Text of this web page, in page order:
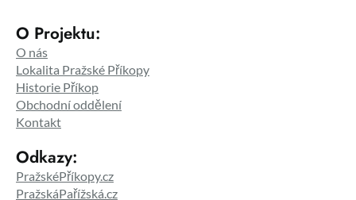
O Projektu:
O nás
Lokalita Pražské Příkopy
Historie Příkop
Obchodní oddělení
Kontakt
Odkazy:
PražskéPříkopy.cz
PražskáPařížská.cz